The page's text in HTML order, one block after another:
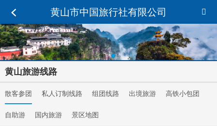
黄山市中国旅行社有限公司
黄山旅游线路
散客参团 私人订制线路 组团线路 出境旅游 高铁小包团
自助游 国内旅游 景区地图